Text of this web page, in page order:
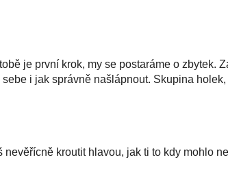
je první krok, my se postaráme o zbytek.
i jak správně našlápnout. Skupina
kroutit hlavou, jak ti to kdy mohlo